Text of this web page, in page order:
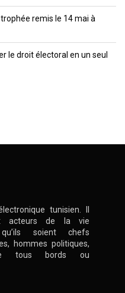
remis le 14 mai à
le droit électoral en un seul
tunisien. Il
acteurs de la vie
soient chefs
hommes politiques,
de tous bords ou